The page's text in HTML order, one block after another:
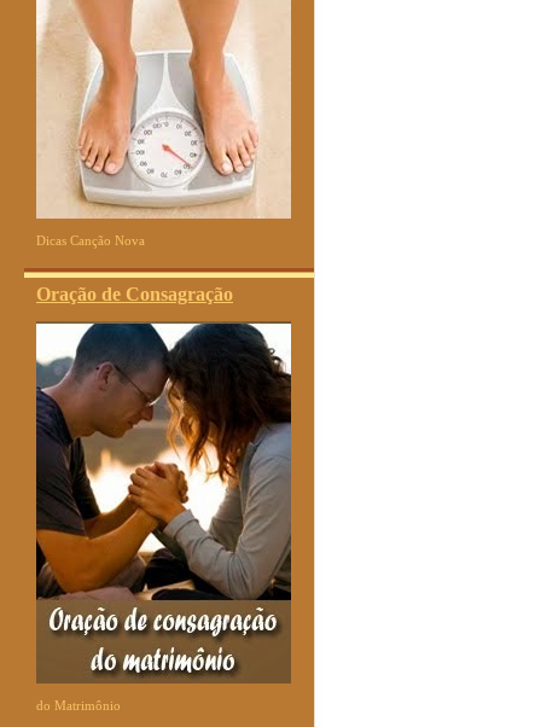
Dicas Canção Nova
Oração de Consagração
do Matrimônio